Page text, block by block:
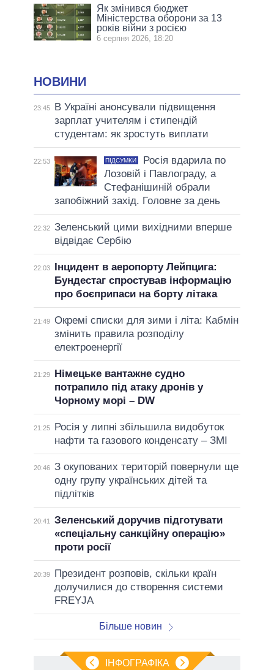
Як змінився бюджет
Міністерства оборони за 13
років війни з росією
6 серпня 2026, 18:20
НОВИНИ
23:45
В Україні анонсували підвищення
зарплат учителям і стипендій
студентам: як зростуть виплати
22:53 ПІДСУМКИ
Росія вдарила по
Лозовій і Павлограду, а
Стефанішиній обрали
запобіжний захід. Головне за день
22:32 Зеленський цими вихідними вперше
відвідає Сербію
22:03
Інцидент в аеропорту Лейпцига:
Бундестаг спростував інформацію
про боєприпаси на борту літака
21:49 Окремі списки для зими і літа: Кабмін
змінить правила розподілу
електроенергії
21:29
Німецьке вантажне судно
потрапило під атаку дронів у
Чорному морі – DW
21:25
Росія у липні збільшила видобуток
нафти та газового конденсату – ЗМІ
20:46 З окупованих територій повернули ще
одну групу українських дітей та
підлітків
20:41
Зеленський доручив підготувати
«спеціальну санкційну операцію»
проти росії
20:39
Президент розповів, скільки країн
долучилися до створення системи
FREYJA
Більше новин
ІНФОГРАФІКА